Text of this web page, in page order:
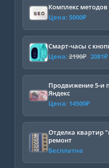
Комплекс
Цена: 5000₽
Смарт-часы с
Цена: 2190₽
цена
2081₽
Продвижение 5-и
Яндекс
Цена: 14500₽
Отделка квартир
ремонт
Бесплатно